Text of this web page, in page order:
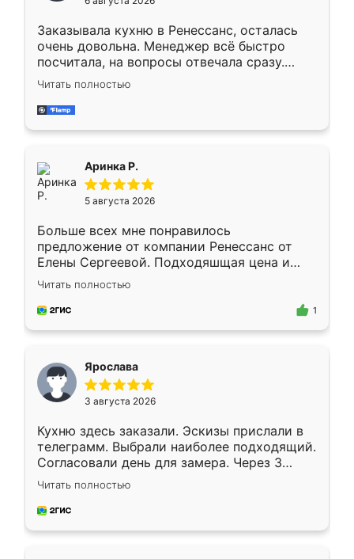
мебели буду заказывать только здесь.
Заказывала кухню в Ренессанс, осталась
очень довольна. Менеджер всё быстро
посчитала, на вопросы отвечала сразу.
Замерщик приехал в субботу, подошёл к
делу со всей ответственностью. Собрали
за день, ребята работали аккуратно, даже
Читать полностью
Аринка Р.
5 августа 2026
Больше всех мне понравилось
предложение от компании Ренессанс от
Елены Сергеевой. Подходяшщая цена и
короткие сроки изготовления. Приехавший
для замера сотрудник Владислав
предложил по моему эскизу самый
Читать полностью
1
Ярослава
3 августа 2026
Кухню здесь заказали. Эскизы прислали в
телеграмм. Выбрали наиболее подходящий.
Согласовали день для замера. Через 3
недели кухня была уже готова. Остались
довольны работой. Спасибо Ренессанс
мебель за качественную работу!
Читать полностью